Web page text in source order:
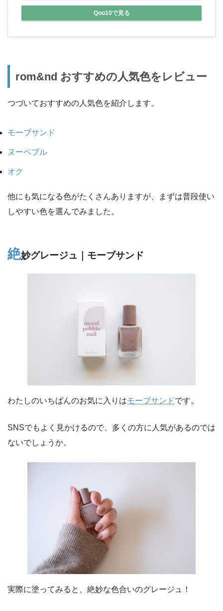
Qoo10で見る
rom&nd おすすめの人気色をレビュー
つづいておすすめの人気色を紹介します。
モーブサンド
ヌーペブル
オク
他にも気になる色がたくさんありますが、まずは普段使い
しやすい色を選んでみました。
絶妙グレージュ｜モーブサンド
わたしのいちばんのお気に入りはモーブサンドです。
SNSでもよく見かけるので、多くの方に人気があるのでは
ないでしょうか。
実際に塗ってみると、絶妙な色合いのグレージュ！